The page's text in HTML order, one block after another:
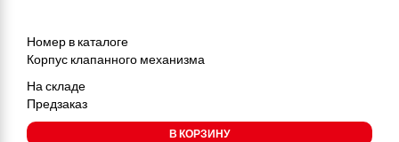
Номер в каталоге
Корпус клапанного механизма
На складе
Предзаказ
В КОРЗИНУ